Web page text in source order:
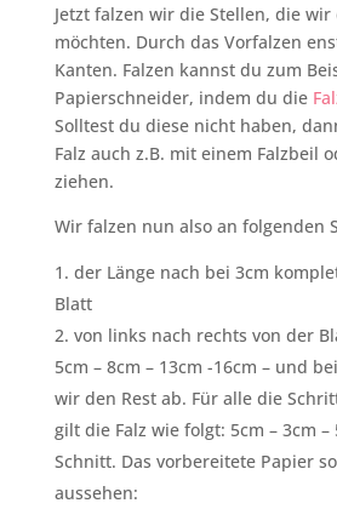
Jetzt falzen wir die Stellen, die
möchten. Durch das Vorfalzen
Kanten. Falzen kannst du zum
Papierschneider, indem du die
Solltest du diese nicht haben,
Falz auch z.B. mit einem Falzbeil
ziehen.
Wir falzen nun also an folgenden
der Länge nach bei 3cm
Blatt
von links nach rechts von der
5cm – 8cm – 13cm -16cm – und
wir den Rest ab. Für alle die
gilt die Falz wie folgt: 5cm – 3cm –
Schnitt. Das vorbereitete Papier
aussehen: